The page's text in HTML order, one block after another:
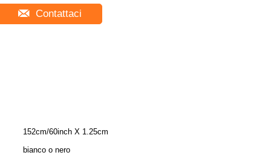
Contattaci
152cm/60inch X 1.25cm
bianco o nero